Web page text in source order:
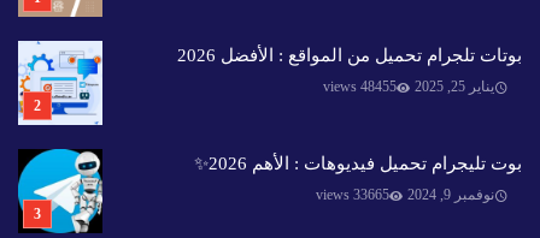
بوتات تلجرام تحميل من المواقع : الأفضل 2026
يناير 25, 2025 48455 views
بوت تليجرام تحميل فيديوهات : الأهم 2026✨️
نوفمبر 9, 2024 33665 views